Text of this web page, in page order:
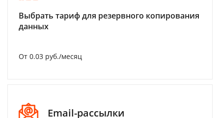
Выбрать тариф для резервного копирования
данных
От 0.03 руб./месяц
Email-рассылки